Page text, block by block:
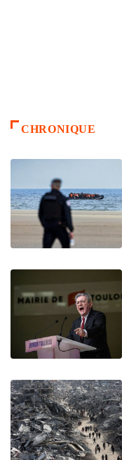
CHRONIQUE